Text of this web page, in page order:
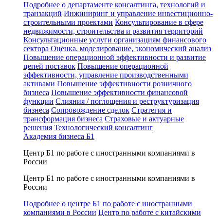
Подробнее о департаменте консалтинга, технологий и
транзакций Инжиниринг и управление инвестиционно-
строительными проектами Консультирование в сфере
недвижимости, строительства и развития территорий
Консультационные услуги организациям финансового
сектора Оценка, моделирование, экономический анализ
Повышение операционной эффективности и развитие
цепей поставок Повышение операционной
эффективности, управление производственными
активами Повышение эффективности розничного
бизнеса Повышение эффективности финансовой
функции Слияния / поглощения и реструктуризация
бизнеса Сопровождение сделок Стратегия и
трансформация бизнеса Страховые и актуарные
решения Технологический консалтинг
Академия бизнеса Б1
Центр Б1 по работе с иностранными компаниями в
России
Центр Б1 по работе с иностранными компаниями в
России
Подробнее о центре Б1 по работе с иностранными
компаниями в России Центр по работе с китайскими